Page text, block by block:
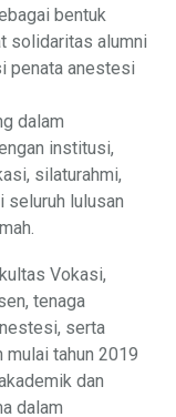
bentuk
solidaritas alumni
penata anestesi
dalam
institusi,
silaturahmi,
seluruh lulusan
Vokasi,
tenaga
serta
tahun 2019
dan
dalam